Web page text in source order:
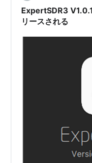
ExpertSDR3
リースされる